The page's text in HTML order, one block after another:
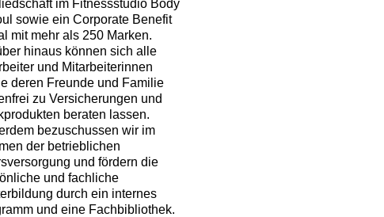
im Fitnessstudio Body
sowie ein Corporate Benefit
mit mehr als 250 Marken.
hinaus können sich alle
und Mitarbeiterinnen
deren Freunde und Familie
zu Versicherungen und
beraten lassen.
bezuschussen wir im
der betrieblichen
und fördern die
und fachliche
durch ein internes
und eine Fachbibliothek.